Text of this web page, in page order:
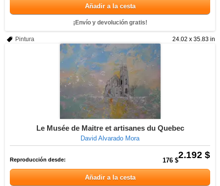
Añadir a la cesta
¡Envío y devolución gratis!
24.02 x 35.83 in
Pintura
Le Musée de Maitre et artisanes du Quebec
David Alvarado Mora
2.192 $
Reproducción desde: 176 $
Añadir a la cesta